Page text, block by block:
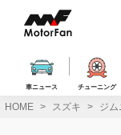
ス
車ニュース チューニング
HOME スズキ ジム